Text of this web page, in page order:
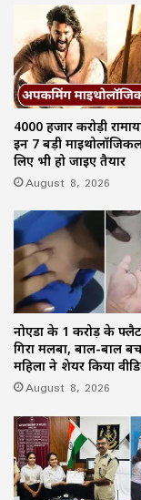
4000 हजार करोड़ी
इन 7 बड़ी
लिए भी हो जाइए तैयार
August 8, 2026
नोएडा के 1 करोड़ के
गिरा मलबा, बाल-बाल
महिला ने शेयर किया
August 8, 2026